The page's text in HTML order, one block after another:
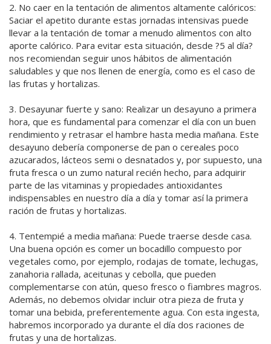
2. No caer en la tentación de alimentos altamente calóricos:
Saciar el apetito durante estas jornadas intensivas puede
llevar a la tentación de tomar a menudo alimentos con alto
aporte calórico. Para evitar esta situación, desde ?5 al día?
nos recomiendan seguir unos hábitos de alimentación
saludables y que nos llenen de energía, como es el caso de
las frutas y hortalizas.
3. Desayunar fuerte y sano: Realizar un desayuno a primera
hora, que es fundamental para comenzar el día con un buen
rendimiento y retrasar el hambre hasta media mañana. Este
desayuno debería componerse de pan o cereales poco
azucarados, lácteos semi o desnatados y, por supuesto, una
fruta fresca o un zumo natural recién hecho, para adquirir
parte de las vitaminas y propiedades antioxidantes
indispensables en nuestro día a día y tomar así la primera
ración de frutas y hortalizas.
4. Tentempié a media mañana: Puede traerse desde casa.
Una buena opción es comer un bocadillo compuesto por
vegetales como, por ejemplo, rodajas de tomate, lechugas,
zanahoria rallada, aceitunas y cebolla, que pueden
complementarse con atún, queso fresco o fiambres magros.
Además, no debemos olvidar incluir otra pieza de fruta y
tomar una bebida, preferentemente agua. Con esta ingesta,
habremos incorporado ya durante el día dos raciones de
frutas y una de hortalizas.